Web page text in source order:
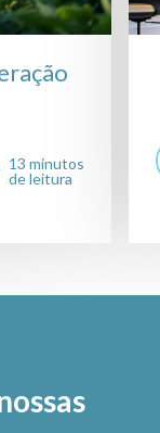
13 minutos
de leitura